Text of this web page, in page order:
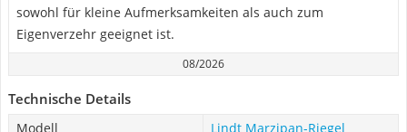
sowohl für kleine Aufmerksamkeiten als auch zum
Eigenverzehr geeignet ist.
08/2026
Technische Details
Modell
Lindt Marzipan-Riegel